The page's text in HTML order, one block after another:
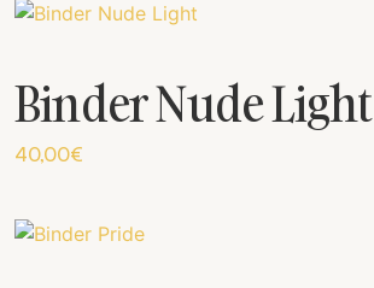
Binder Nude Light
40,00€